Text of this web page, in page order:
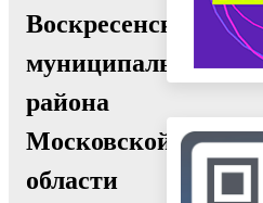
Воскресенского
муниципального
района
Московской
области